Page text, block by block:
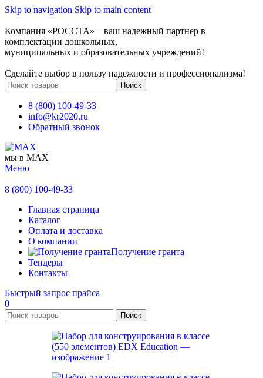
Skip to navigation Skip to main content
Компания «РОССТА» – ваш надежный партнер в
комплектации дошкольных,
муниципальных и образовательных учреждений!
Сделайте выбор в пользу надежности и профессионализма!
Поиск
8 (800) 100-49-33
info@kr2020.ru
Обратный звонок
мы в MAX
Меню
8 (800) 100-49-33
Главная страница
Каталог
Оплата и доставка
О компании
Получение гранта
Тендеры
Контакты
Быстрый запрос прайса
0
Поиск